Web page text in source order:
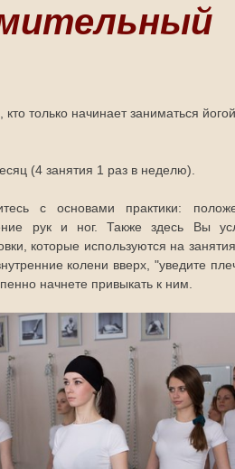
только начинает заниматься
(4 занятия 1 раз в неделю).
с основами практики:
рук и ног. Также здесь Вы
которые используются на
колени вверх, "уведите
начнете привыкать к ним.